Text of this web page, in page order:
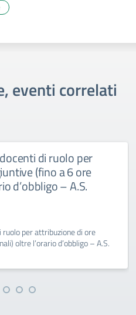
eventi correlati
di ruolo per
(fino a 6 ore
d’obbligo – A.S.
per attribuzione di ore
oltre l’orario d’obbligo – A.S.